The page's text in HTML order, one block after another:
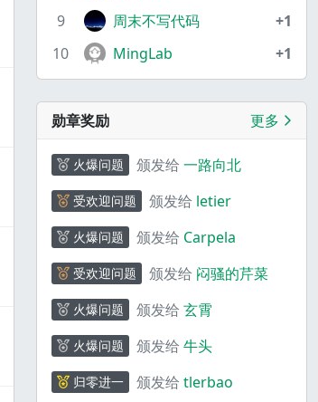
9
周末不写代码
+1
10
MingLab +1
勋章奖励 更多
火爆问题 颁发给 一路向北
受欢迎问题 颁发给 letier
火爆问题 颁发给 Carpela
受欢迎问题 颁发给 闷骚的芹菜
火爆问题 颁发给 玄霄
火爆问题 颁发给 牛头
归零进一 颁发给 tlerbao